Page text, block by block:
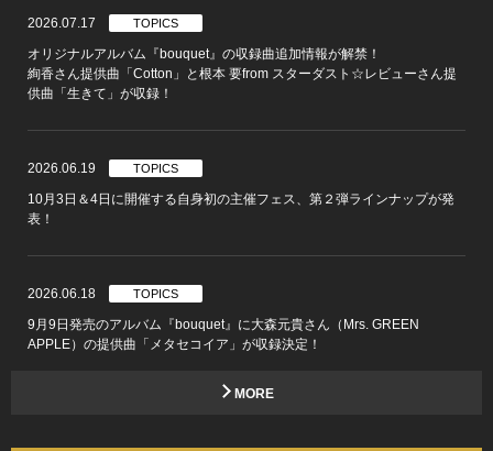
2026.07.17 TOPICS
オリジナルアルバム『bouquet』の収録曲追加情報が解禁！
絢香さん提供曲「Cotton」と根本 要from スターダスト☆レビューさん提
供曲「生きて」が収録！
2026.06.19 TOPICS
10月3日＆4日に開催する自身初の主催フェス、第２弾ラインナップが発
表！
2026.06.18 TOPICS
9月9日発売のアルバム『bouquet』に大森元貴さん（Mrs. GREEN
APPLE）の提供曲「メタセコイア」が収録決定！
MORE